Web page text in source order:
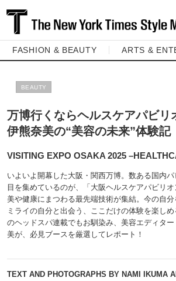
FASHION & BEAUTY ARTS &
BEAUTY
万博行くならヘルスケアパビリ
伊熊奈美の“美容の未来”体験記
VISITING EXPO OSAKA 2025
いよいよ開幕した大阪・関西万博。数ある国内
目を集めているのが、「大阪ヘルスケアパビリオ
美や健康にまつわる最先端技術が集結。今の自
ミライの自分と出会う、ここだけの体験を楽し
のヘッドスパ連載でもお馴染み、美容エディタ
美が、必見ブースを厳選してレポート！
TEXT AND PHOTOGRAPHS BY NAMI IKUMA